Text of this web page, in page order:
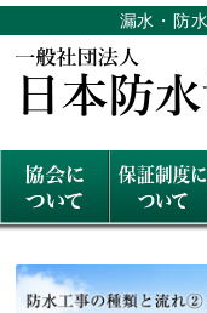
漏水・防